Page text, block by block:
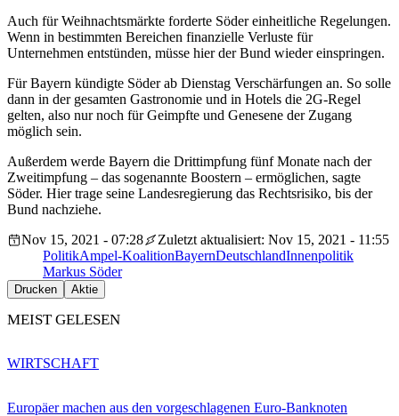
Auch für Weihnachtsmärkte forderte Söder einheitliche Regelungen.
Wenn in bestimmten Bereichen finanzielle Verluste für
Unternehmen entstünden, müsse hier der Bund wieder einspringen.
Für Bayern kündigte Söder ab Dienstag Verschärfungen an. So solle
dann in der gesamten Gastronomie und in Hotels die 2G-Regel
gelten, also nur noch für Geimpfte und Genesene der Zugang
möglich sein.
Außerdem werde Bayern die Drittimpfung fünf Monate nach der
Zweitimpfung – das sogenannte Boostern – ermöglichen, sagte
Söder. Hier trage seine Landesregierung das Rechtsrisiko, bis der
Bund nachziehe.
Nov 15, 2021 - 07:28
Zuletzt aktualisiert: Nov 15, 2021 - 11:55
PolitikAmpel-KoalitionBayernDeutschlandInnenpolitik
Markus Söder
Drucken Aktie
MEIST GELESEN
Europäer machen aus den vorgeschlagenen Euro-Banknoten
WIRTSCHAFT